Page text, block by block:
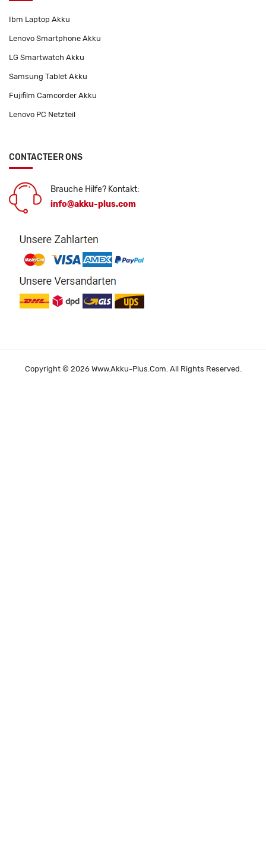
Ibm Laptop Akku
Lenovo Smartphone Akku
LG Smartwatch Akku
Samsung Tablet Akku
Fujifilm Camcorder Akku
Lenovo PC Netzteil
CONTACTEER ONS
Brauche Hilfe? Kontakt:
info@akku-plus.com
Copyright © 2026 Www.akku-Plus.com. All Rights Reserved.